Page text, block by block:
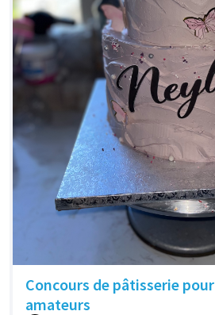
Concours de pâtisserie pour
amateurs